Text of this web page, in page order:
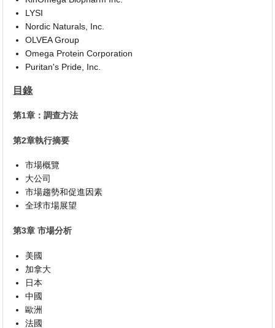
LYSI
Nordic Naturals, Inc.
OLVEA Group
Omega Protein Corporation
Puritan's Pride, Inc.
目錄
第1章：調查方法
第2章執行摘要
市場概覽
大公司
市場趨勢和促進因素
全球市場展望
第3章 市場分析
美國
加拿大
日本
中國
歐洲
法國